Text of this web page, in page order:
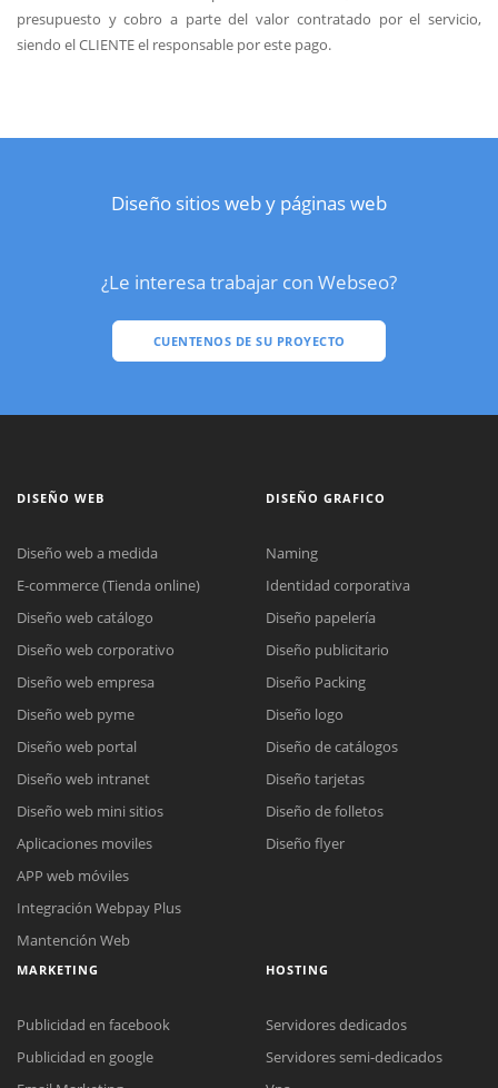
presupuesto y cobro a parte del valor contratado por el servicio,
siendo el CLIENTE el responsable por este pago.
Diseño sitios web y páginas web
¿Le interesa trabajar con Webseo?
CUENTENOS DE SU PROYECTO
Reunión online
DISEÑO WEB
Diseño web a medida
E-commerce (Tienda online)
Diseño web catálogo
Diseño web corporativo
Diseño web empresa
Diseño web pyme
Diseño web portal
Diseño web intranet
Diseño web mini sitios
Aplicaciones moviles
APP web móviles
Integración Webpay Plus
Mantención Web
DISEÑO GRAFICO
Naming
Identidad corporativa
Diseño papelería
Diseño publicitario
Diseño Packing
Diseño logo
Diseño de catálogos
Diseño tarjetas
Diseño de folletos
Diseño flyer
MARKETING
Publicidad en facebook
Publicidad en google
HOSTING
Servidores dedicados
Servidores semi-dedicados